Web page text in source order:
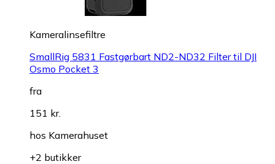
Kameralinsefiltre
SmallRig 5831 Fastgørbart ND2-ND32 Filter til DJI
Osmo Pocket 3
fra
151 kr.
hos Kamerahuset
+2 butikker